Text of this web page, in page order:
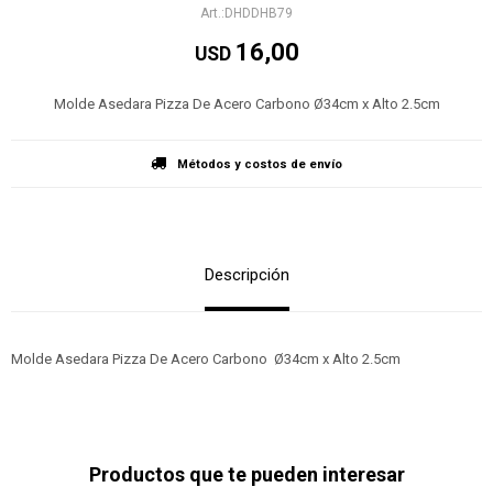
DHDDHB79
USD 16,00
Molde Asedara Pizza De Acero Carbono Ø34cm x Alto 2.5cm
Métodos y costos de envío
Descripción
Molde Asedara Pizza De Acero Carbono Ø34cm x Alto 2.5cm
Productos que te pueden interesar